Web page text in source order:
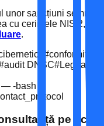
unor sancțiuni
cu cerințele NIS 2,
.
#conformitate
audit DNSC#Legea
— -bash
pe acest